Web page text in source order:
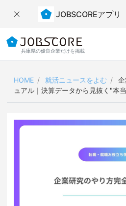
JOBSCOREアプリ
兵庫県の優良企業だけを掲載
HOME 就活ニュースをよむ
ュアル｜決算データから見抜く"本